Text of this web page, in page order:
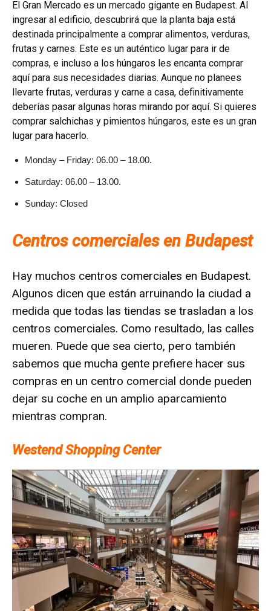
El Gran Mercado es un mercado gigante en Budapest. Al
ingresar al edificio, descubrirá que la planta baja está
destinada principalmente a comprar alimentos, verduras,
frutas y carnes. Este es un auténtico lugar para ir de
compras, e incluso a los húngaros les encanta comprar
aquí para sus necesidades diarias. Aunque no planees
llevarte frutas, verduras y carne a casa, definitivamente
deberías pasar algunas horas mirando por aquí. Si quieres
comprar salchichas y pimientos húngaros, este es un gran
lugar para hacerlo.
Monday – Friday: 06.00 – 18.00.
Saturday: 06.00 – 13.00.
Sunday: Closed
Centros comerciales en Budapest
Hay muchos centros comerciales en Budapest.
Algunos dicen que están arruinando la ciudad a
medida que todas las tiendas se trasladan a los
centros comerciales. Como resultado, las calles
mueren. Puede que sea cierto, pero también
sabemos que mucha gente prefiere hacer sus
compras en un centro comercial donde pueden
dejar su coche en un amplio aparcamiento
mientras compran.
Westend Shopping Center